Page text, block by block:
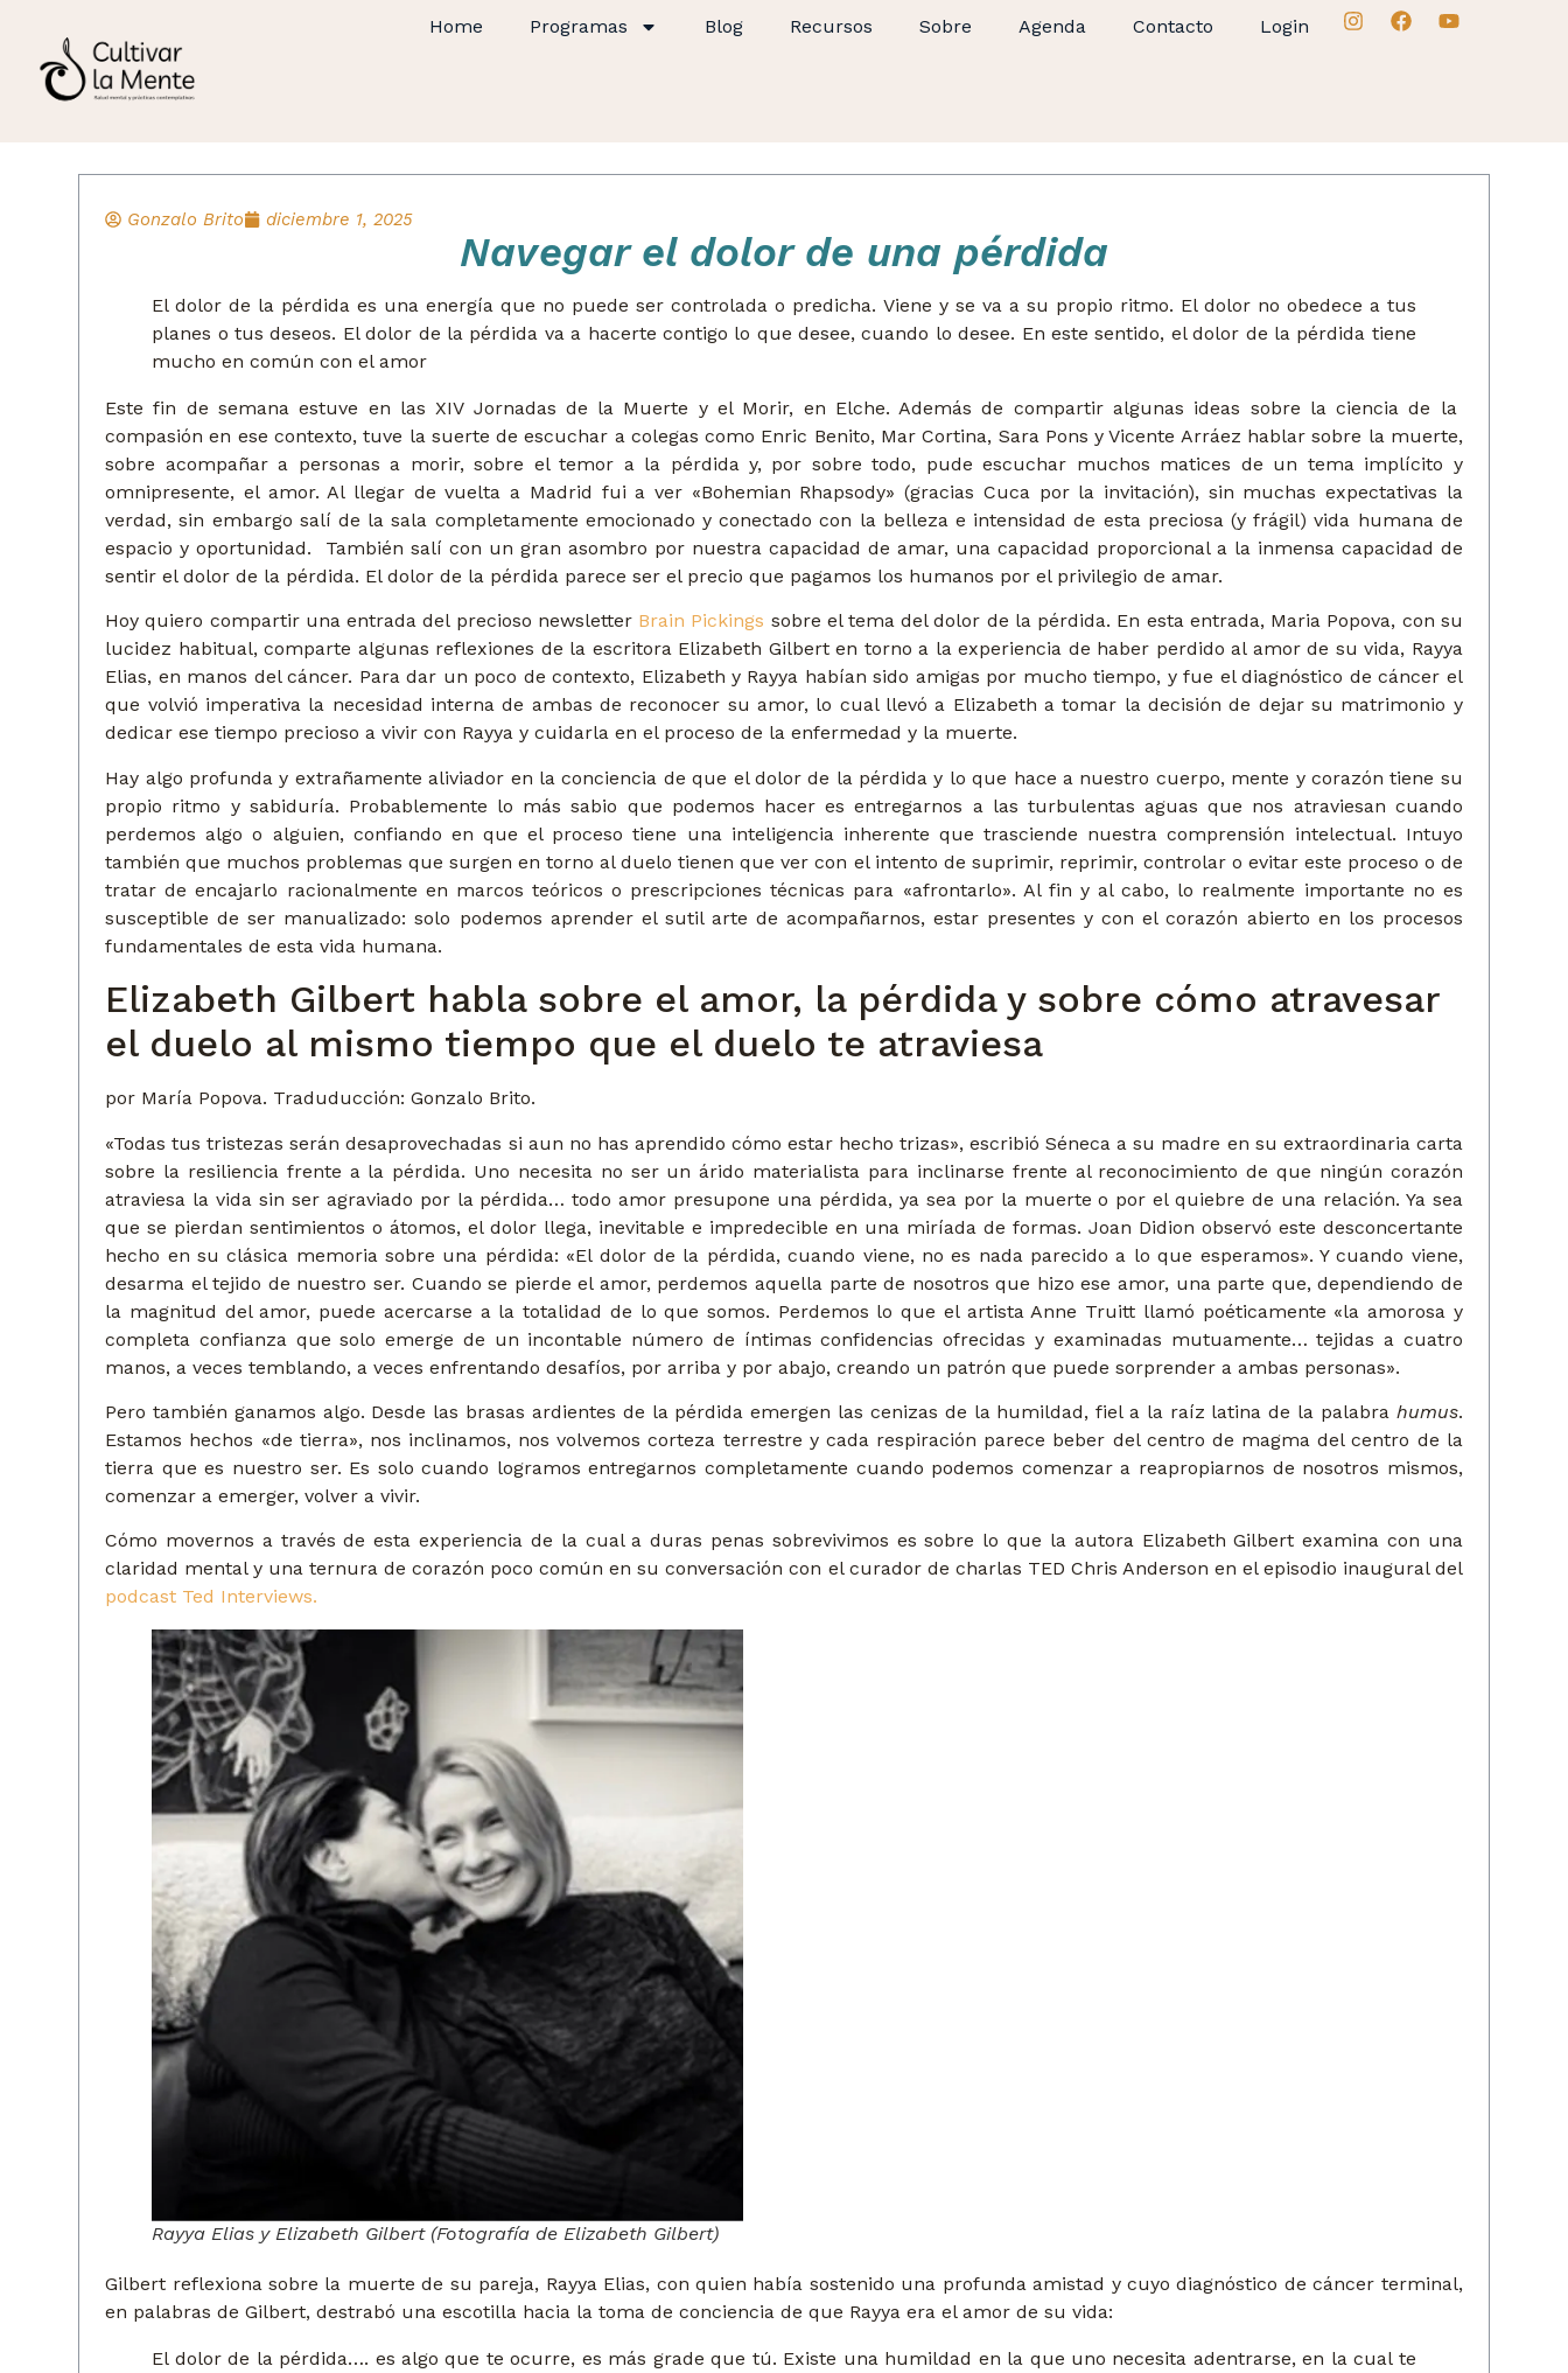
Home Programas Blog Recursos Sobre Agenda Contacto Login
Gonzalo Brito diciembre 1, 2025
Navegar el dolor de una pérdida
El dolor de la pérdida es una energía que no puede ser controlada o predicha. Viene y se va a su propio ritmo. El dolor no obedece a tus
planes o tus deseos. El dolor de la pérdida va a hacerte contigo lo que desee, cuando lo desee. En este sentido, el dolor de la pérdida tiene
mucho en común con el amor
Este fin de semana estuve en las XIV Jornadas de la Muerte y el Morir, en Elche. Además de compartir algunas ideas sobre la ciencia de la
compasión en ese contexto, tuve la suerte de escuchar a colegas como Enric Benito, Mar Cortina, Sara Pons y Vicente Arráez hablar sobre la muerte,
sobre acompañar a personas a morir, sobre el temor a la pérdida y, por sobre todo, pude escuchar muchos matices de un tema implícito y
omnipresente, el amor. Al llegar de vuelta a Madrid fui a ver «Bohemian Rhapsody» (gracias Cuca por la invitación), sin muchas expectativas la
verdad, sin embargo salí de la sala completamente emocionado y conectado con la belleza e intensidad de esta preciosa (y frágil) vida humana de
espacio y oportunidad. También salí con un gran asombro por nuestra capacidad de amar, una capacidad proporcional a la inmensa capacidad de
sentir el dolor de la pérdida. El dolor de la pérdida parece ser el precio que pagamos los humanos por el privilegio de amar.
Hoy quiero compartir una entrada del precioso newsletter Brain Pickings sobre el tema del dolor de la pérdida. En esta entrada, Maria Popova, con su
lucidez habitual, comparte algunas reflexiones de la escritora Elizabeth Gilbert en torno a la experiencia de haber perdido al amor de su vida, Rayya
Elias, en manos del cáncer. Para dar un poco de contexto, Elizabeth y Rayya habían sido amigas por mucho tiempo, y fue el diagnóstico de cáncer el
que volvió imperativa la necesidad interna de ambas de reconocer su amor, lo cual llevó a Elizabeth a tomar la decisión de dejar su matrimonio y
dedicar ese tiempo precioso a vivir con Rayya y cuidarla en el proceso de la enfermedad y la muerte.
Hay algo profunda y extrañamente aliviador en la conciencia de que el dolor de la pérdida y lo que hace a nuestro cuerpo, mente y corazón tiene su
propio ritmo y sabiduría. Probablemente lo más sabio que podemos hacer es entregarnos a las turbulentas aguas que nos atraviesan cuando
perdemos algo o alguien, confiando en que el proceso tiene una inteligencia inherente que trasciende nuestra comprensión intelectual. Intuyo
también que muchos problemas que surgen en torno al duelo tienen que ver con el intento de suprimir, reprimir, controlar o evitar este proceso o de
tratar de encajarlo racionalmente en marcos teóricos o prescripciones técnicas para «afrontarlo». Al fin y al cabo, lo realmente importante no es
susceptible de ser manualizado: solo podemos aprender el sutil arte de acompañarnos, estar presentes y con el corazón abierto en los procesos
fundamentales de esta vida humana.
Elizabeth Gilbert habla sobre el amor, la pérdida y sobre cómo atravesar
el duelo al mismo tiempo que el duelo te atraviesa
por María Popova. Traduducción: Gonzalo Brito.
«Todas tus tristezas serán desaprovechadas si aun no has aprendido cómo estar hecho trizas», escribió Séneca a su madre en su extraordinaria carta
sobre la resiliencia frente a la pérdida. Uno necesita no ser un árido materialista para inclinarse frente al reconocimiento de que ningún corazón
atraviesa la vida sin ser agraviado por la pérdida… todo amor presupone una pérdida, ya sea por la muerte o por el quiebre de una relación. Ya sea
que se pierdan sentimientos o átomos, el dolor llega, inevitable e impredecible en una miríada de formas. Joan Didion observó este desconcertante
hecho en su clásica memoria sobre una pérdida: «El dolor de la pérdida, cuando viene, no es nada parecido a lo que esperamos». Y cuando viene,
desarma el tejido de nuestro ser. Cuando se pierde el amor, perdemos aquella parte de nosotros que hizo ese amor, una parte que, dependiendo de
la magnitud del amor, puede acercarse a la totalidad de lo que somos. Perdemos lo que el artista Anne Truitt llamó poéticamente «la amorosa y
completa confianza que solo emerge de un incontable número de íntimas confidencias ofrecidas y examinadas mutuamente… tejidas a cuatro
manos, a veces temblando, a veces enfrentando desafíos, por arriba y por abajo, creando un patrón que puede sorprender a ambas personas».
Pero también ganamos algo. Desde las brasas ardientes de la pérdida emergen las cenizas de la humildad, fiel a la raíz latina de la palabra humus.
Estamos hechos «de tierra», nos inclinamos, nos volvemos corteza terrestre y cada respiración parece beber del centro de magma del centro de la
tierra que es nuestro ser. Es solo cuando logramos entregarnos completamente cuando podemos comenzar a reapropiarnos de nosotros mismos,
comenzar a emerger, volver a vivir.
Cómo movernos a través de esta experiencia de la cual a duras penas sobrevivimos es sobre lo que la autora Elizabeth Gilbert examina con una
claridad mental y una ternura de corazón poco común en su conversación con el curador de charlas TED Chris Anderson en el episodio inaugural del
podcast Ted Interviews.
Rayya Elias y Elizabeth Gilbert (Fotografía de Elizabeth Gilbert)
Gilbert reflexiona sobre la muerte de su pareja, Rayya Elias, con quien había sostenido una profunda amistad y cuyo diagnóstico de cáncer terminal,
en palabras de Gilbert, destrabó una escotilla hacia la toma de conciencia de que Rayya era el amor de su vida:
El dolor de la pérdida…. es algo que te ocurre, es más grade que tú. Existe una humildad en la que uno necesita adentrarse, en la cual te